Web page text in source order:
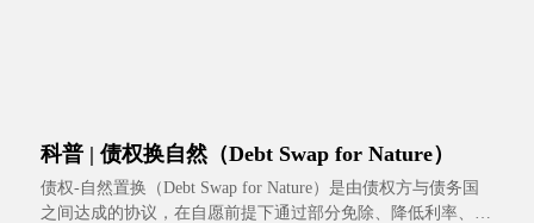
科普 | 债权换自然（Debt Swap for Nature）
债权-自然置换（Debt Swap for Nature）是由债权方与债务国
之间达成的协议，在自愿前提下通过部分免除、降低利率、延